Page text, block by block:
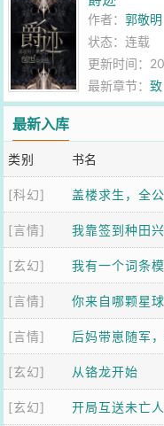
作者：郭敬明
状态：连载
更新时间：
最新章节：
最新入库
类别 书名
[科幻] 盖楼求生，全
求我带飞
[言情] 我靠签到种田
[玄幻] 我有一个词条
[言情] 你来自哪颗星
[言情] 后妈带崽随军
成团宠了
[玄幻] 从铬龙开始
[玄幻] 开局互送未亡